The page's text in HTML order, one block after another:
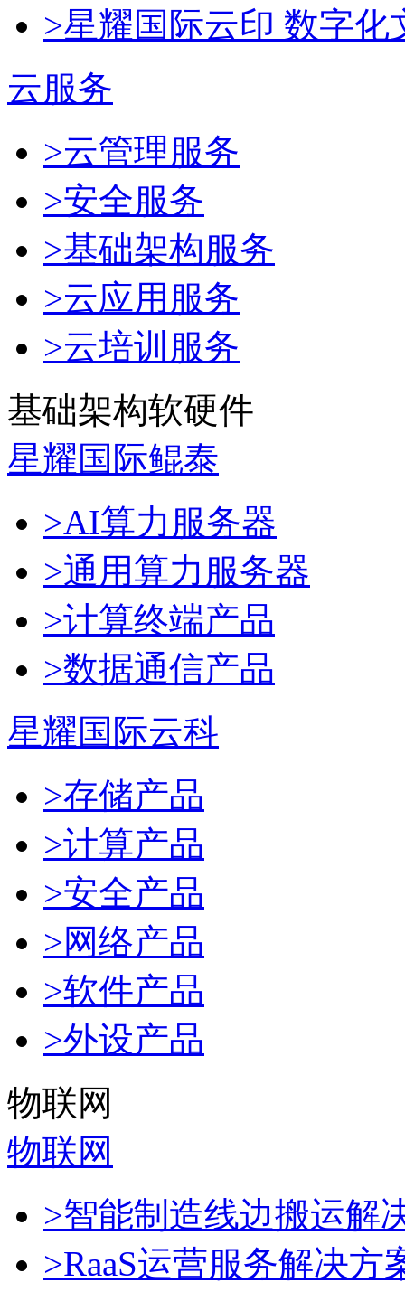
>星耀国际云印 数字化
云服务
>云管理服务
>安全服务
>基础架构服务
>云应用服务
>云培训服务
基础架构软硬件
星耀国际鲲泰
>AI算力服务器
>通用算力服务器
>计算终端产品
>数据通信产品
星耀国际云科
>存储产品
>计算产品
>安全产品
>网络产品
>软件产品
>外设产品
物联网
物联网
>智能制造线边搬运解
>RaaS运营服务解决方